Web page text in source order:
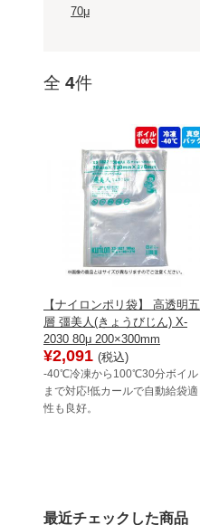
70μ
全 4件
【ナイロンポリ袋】 高透明五
層 彊美人(きょうびじん) X-
2030 80μ 200×300mm
¥2,091 (税込)
-40℃冷凍から100℃30分ボイル
まで対応!低カールで自動給袋適
性も良好。
最近チェックした商品